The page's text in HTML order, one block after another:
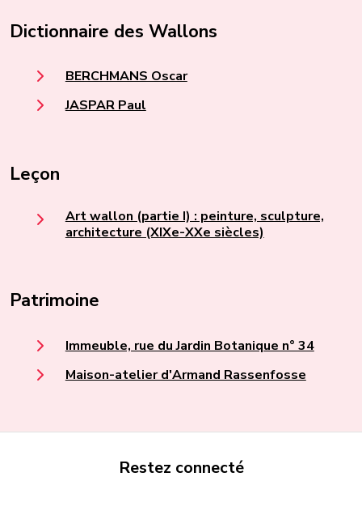
Dictionnaire des Wallons
BERCHMANS Oscar
JASPAR Paul
Leçon
Art wallon (partie I) : peinture, sculpture,
architecture (XIXe-XXe siècles)
Patrimoine
Immeuble, rue du Jardin Botanique n° 34
Maison-atelier d'Armand Rassenfosse
Restez connecté